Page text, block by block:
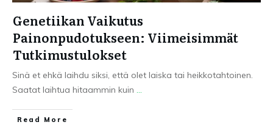
Genetiikan Vaikutus
Painonpudotukseen: Viimeisimmät
Tutkimustulokset
Sinä et ehkä laihdu siksi, että olet laiska tai heikkotahtoinen.
Saatat laihtua hitaammin kuin ...
Read More